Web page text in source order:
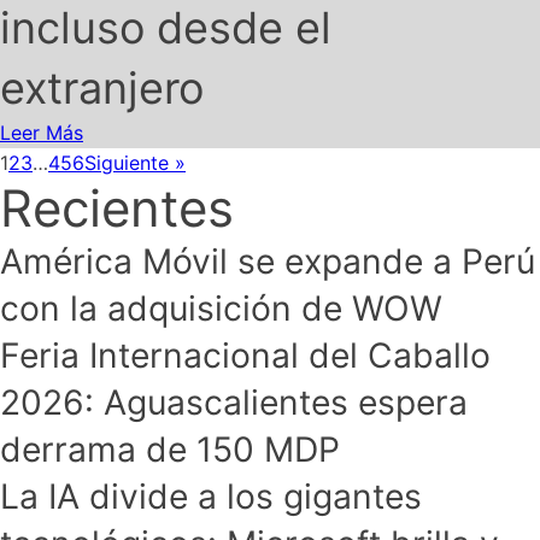
incluso desde el
extranjero
Leer Más
123…456Siguiente »
Recientes
América Móvil se expande a Perú
con la adquisición de WOW
Feria Internacional del Caballo
2026: Aguascalientes espera
derrama de 150 MDP
La IA divide a los gigantes